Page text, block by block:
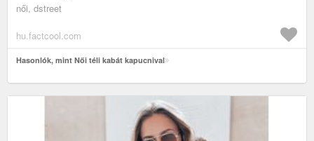
női, dstreet
hu.factcool.com
Hasonlók, mint Női téli kabát kapucnival